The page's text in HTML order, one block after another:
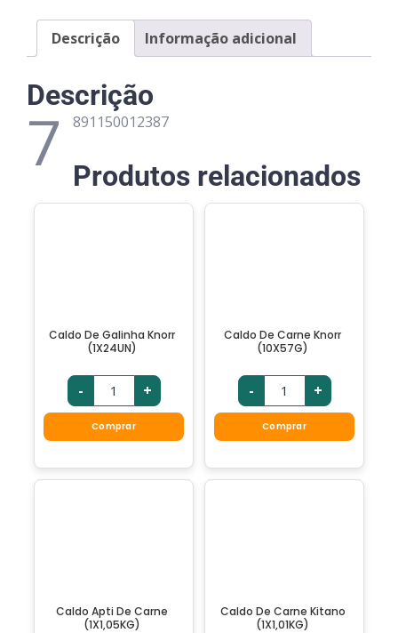
Descrição Informação adicional
Descrição
7 891150012387
Produtos relacionados
Caldo De Galinha Knorr
(1X24UN)
- +
Comprar
Caldo De Carne Knorr
(10X57G)
- +
Comprar
Caldo Apti De Carne
(1X1,05KG)
Caldo De Carne Kitano
(1X1,01KG)